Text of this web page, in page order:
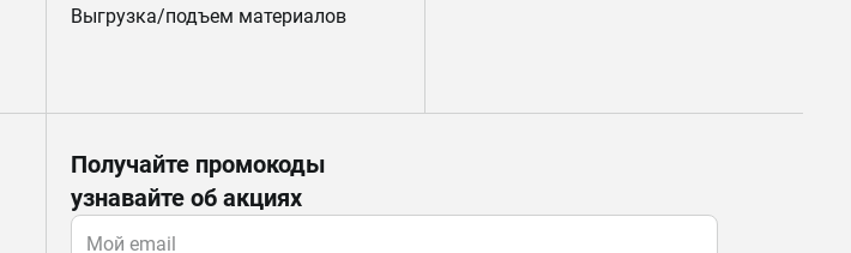
Выгрузка/подъем материалов
Получайте промокоды
узнавайте об акциях